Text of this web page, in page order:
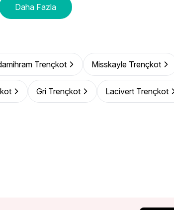
Daha Fazla
Trençkot Misskayle Trençkot
Gri Trençkot Lacivert Trençkot